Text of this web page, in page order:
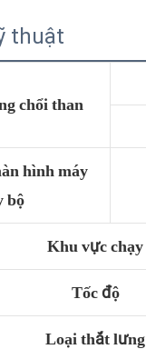
thuật
chổi than
hình máy
bộ
Khu vực chạy
Tốc độ
Loại thắt lưng